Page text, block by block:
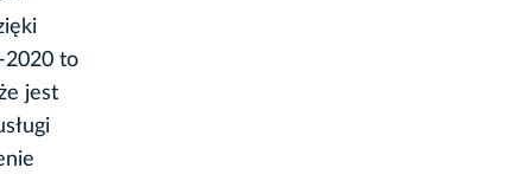
2020 to
jest